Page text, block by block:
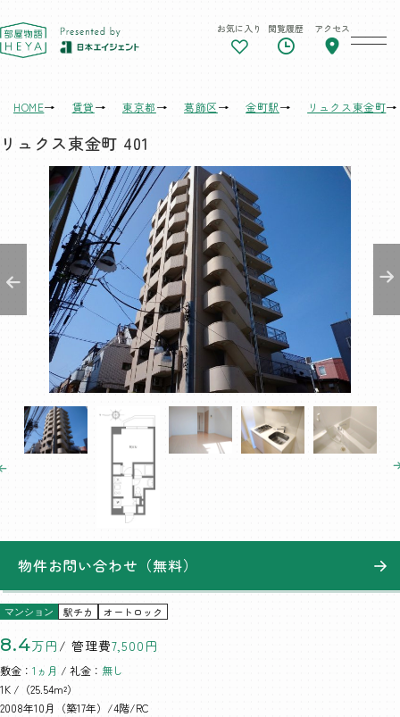
東京 部屋物語 お気に入り 閲覧履歴 アクセス
HOME 賃貸 東京都 葛飾区 金町駅 リュクス東金町
リュクス東金町 401
マンション 駅チカ オートロック
8.4万円 / 管理費7,500円
敷金： 1ヵ月 / 礼金： 無し
1K /（25.54m²）
2008年10月（築17年）/4階/RC
物件お問い合わせ（無料）